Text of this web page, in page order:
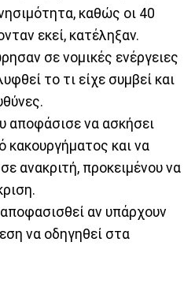
καθώς οι 40
εκεί, κατέληξαν.
σε νομικές ενέργειες
το τι είχε συμβεί και
αποφάσισε να ασκήσει
κακουργήματος και να
ανακριτή, προκειμένου να
αν υπάρχουν
να οδηγηθεί στα